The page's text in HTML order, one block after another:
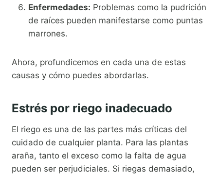
Enfermedades: Problemas como la pudrición
de raíces pueden manifestarse como puntas
marrones.
Ahora, profundicemos en cada una de estas
causas y cómo puedes abordarlas.
Estrés por riego inadecuado
El riego es una de las partes más críticas del
cuidado de cualquier planta. Para las plantas
araña, tanto el exceso como la falta de agua
pueden ser perjudiciales. Si riegas demasiado,